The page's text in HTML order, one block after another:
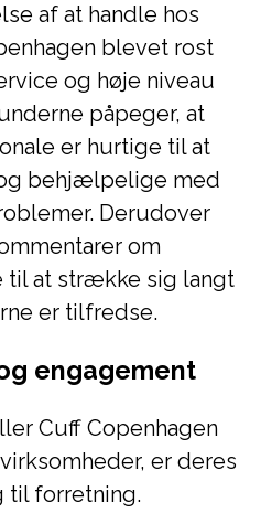
af at handle hos
blevet rost
og høje niveau
påpeger, at
er hurtige til at
behjælpelige med
Derudover
om
til at strække sig langt
er tilfredse.
engagement
Cuff Copenhagen
er deres
forretning.